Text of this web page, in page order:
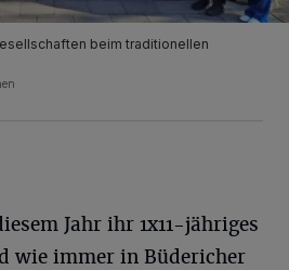
beim traditionellen
Jahr ihr 1x11-jähriges
wie immer in Büdericher